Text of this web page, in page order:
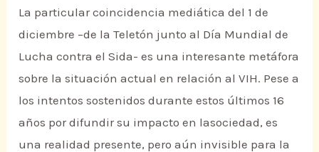
La particular coincidencia mediática del 1 de
diciembre –de la Teletón junto al Día Mundial de
Lucha contra el Sida- es una interesante metáfora
sobre la situación actual en relación al VIH. Pese a
los intentos sostenidos durante estos últimos 16
años por difundir su impacto en lasociedad, es
una realidad presente, pero aún invisible para la